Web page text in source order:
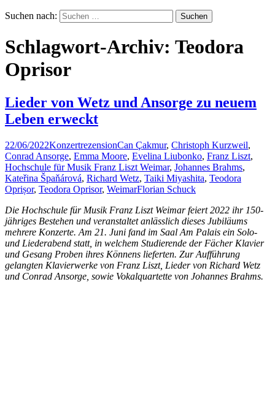
Suchen nach:
Schlagwort-Archiv: Teodora
Oprisor
Lieder von Wetz und Ansorge zu neuem
Leben erweckt
22/06/2022KonzertrezensionCan Çakmur, Christoph Kurzweil,
Conrad Ansorge, Emma Moore, Evelina Liubonko, Franz Liszt,
Hochschule für Musik Franz Liszt Weimar, Johannes Brahms,
Kateřina Špaňárová, Richard Wetz, Taiki Miyashita, Teodora
Oprișor, Teodora Oprisor, WeimarFlorian Schuck
Die Hochschule für Musik Franz Liszt Weimar feiert 2022 ihr 150-
jähriges Bestehen und veranstaltet anlässlich dieses Jubiläums
mehrere Konzerte. Am 21. Juni fand im Saal Am Palais ein Solo-
und Liederabend statt, in welchem Studierende der Fächer Klavier
und Gesang Proben ihres Könnens lieferten. Zur Aufführung
gelangten Klavierwerke von Franz Liszt, Lieder von Richard Wetz
und Conrad Ansorge, sowie Vokalquartette von Johannes Brahms.